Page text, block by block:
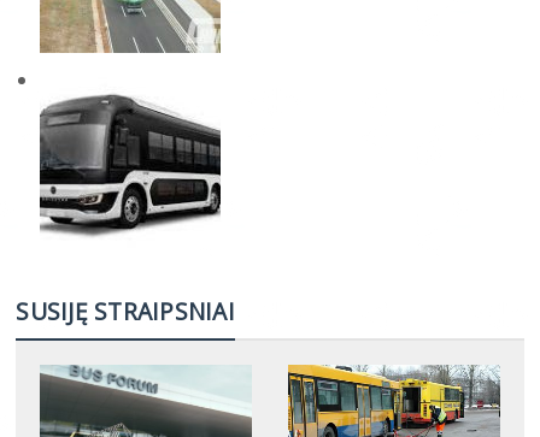
SUSIJĘ STRAIPSNIAI